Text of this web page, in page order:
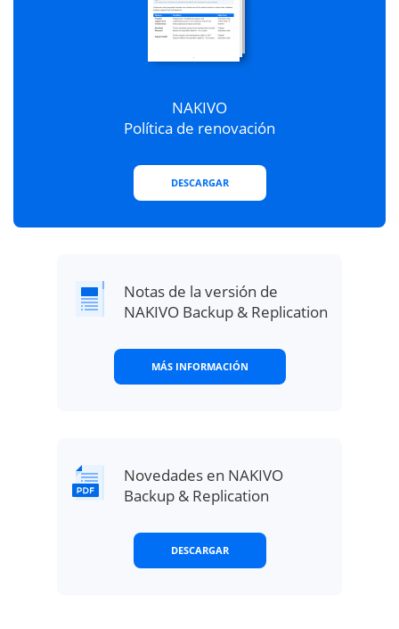
NAKIVO
DESCARGAR
Notas de la versión de
NAKIVO Backup & Replication
MÁS INFORMACIÓN
Novedades en NAKIVO
Backup & Replication
DESCARGAR